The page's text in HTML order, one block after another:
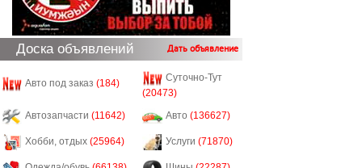
Доска объявлений Дать объявление
Авто под заказ (184)
Суточно-Тут
(20473)
Автозапчасти (11642) Авто (136627)
Хобби, отдых (25964) Услуги (71870)